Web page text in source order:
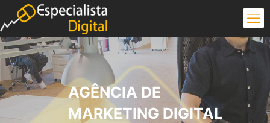
AGÊNCIA DE
MARKETING DIGITAL